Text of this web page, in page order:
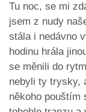
Tu noc, se mi
jsem z nudy
stála i nedávno
hodinu hrála
se měnili do
nebyli ty trysky,
někoho pouštím